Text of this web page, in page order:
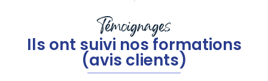
Témoignages
Ils ont suivi nos formations
(avis clients)